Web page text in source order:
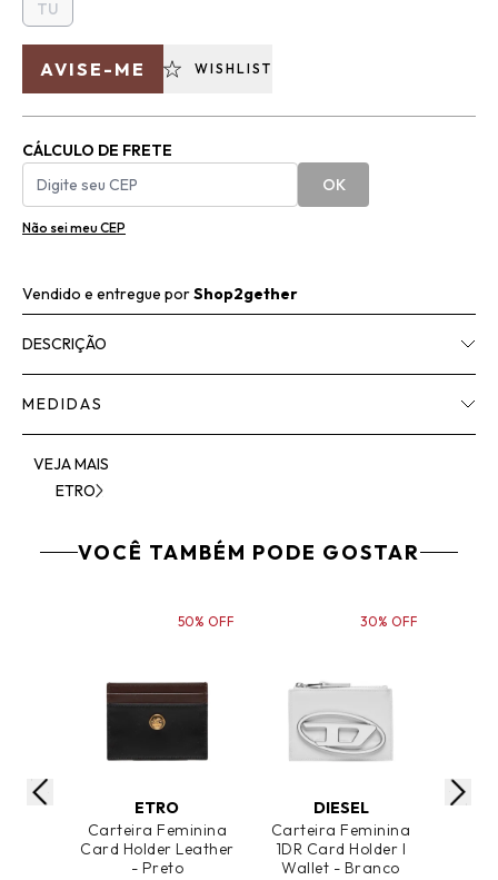
TU
AVISE-ME WISHLIST
CÁLCULO DE FRETE
OK
Não sei meu CEP
Vendido e entregue porShop2gether
DESCRIÇÃO
MEDIDAS
VEJA MAIS
ETRO
VOCÊ TAMBÉM PODE GOSTAR
ETRO
Carteira Feminina
Card Holder Leather
- Preto
50% OFF
DIESEL
Carteira Feminina
1DR Card Holder I
Wallet - Branco
30% OFF